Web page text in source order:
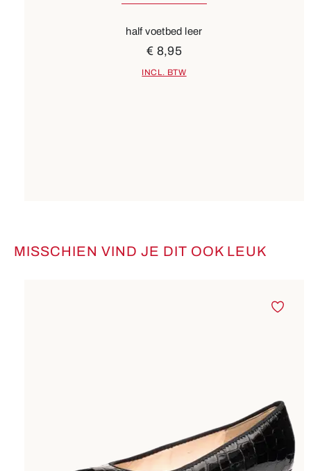
half voetbed leer
€ 8,95
INCL. BTW
Productgalerij overslaan
MISSCHIEN VIND JE DIT OOK LEUK